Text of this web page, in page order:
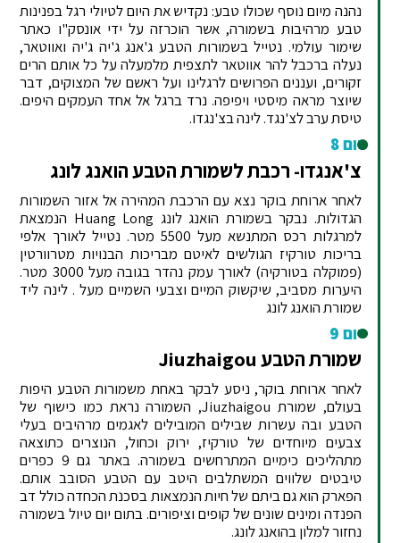
נהנה מיום נוסף שכולו טבע: נקדיש את היום לטיולי רגל בפנינות
טבע מרהיבות בשמורה, אשר הוכרזה על ידי אונסק"ו כאתר
שימור עולמי. נטייל בשמורות הטבע ג'אנג ג'יה ג'יה ואווטאר,
נעלה ברכבל להר אווטאר לתצפית מלמעלה על כל אותם הרים
זקורים, ועננים הפרושים לרגלינו ועל ראשם של המצוקים, דבר
שיוצר מראה מיסטי ויפיפה. נרד ברגל אל אחד העמקים היפים.
טיסת ערב לצ'נגד. לינה בצ'נגדו.
יום 8
צ'אנגדו- רכבת לשמורת הטבע הואנג לונג
לאחר ארוחת בוקר נצא עם הרכבת המהירה אל אזור השמורות
הגדולות. נבקר בשמורת הואנג לונג Huang Long הנמצאת
למרגלות רכס המתנשא מעל 5500 מטר. נטייל לאורך אלפי
בריכות טורקיז הגולשים לאיטם מבריכות הבנויות מטרוורטין
(פמוקלה בטורקיה) לאורך עמק נהדר בגובה מעל 3000 מטר.
היערות מסביב, שיקשוק המיים וצבעי השמיים מעל . לינה ליד
שמורת הואנג לונג
יום 9
שמורת הטבע Jiuzhaigou
לאחר ארוחת בוקר, ניסע לבקר באחת משמורות הטבע היפות
בעולם, שמורת Jiuzhaigou, השמורה נראת כמו כישוף של
הטבע ובה עשרות שבילים המובילים לאגמים מרהיבים בעלי
צבעים מיוחדים של טורקיז, ירוק וכחול, הנוצרים כתוצאה
מתהליכים כימיים המתרחשים בשמורה. באתר גם 9 כפרים
טיבטים שלווים המשתלבים היטב עם הטבע הסובב אותם.
הפארק הוא גם ביתם של חיות הנמצאות בסכנת הכחדה כולל דב
הפנדה ומינים שונים של קופים וציפורים. בתום יום טיול בשמורה
נחזור למלון בהואנג לונג.